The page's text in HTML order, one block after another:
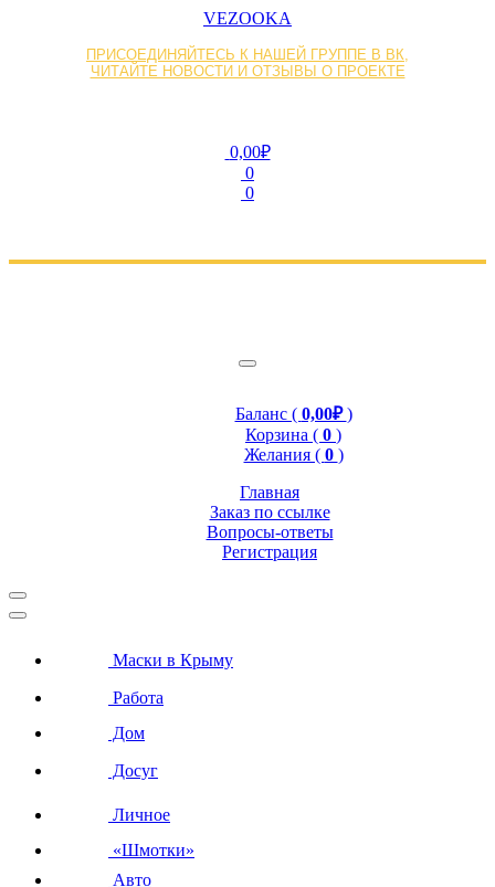
VEZOOKA
ПРИСОЕДИНЯЙТЕСЬ К НАШЕЙ ГРУППЕ В ВК,
ЧИТАЙТЕ НОВОСТИ И ОТЗЫВЫ О ПРОЕКТЕ
0,00₽
0
0
Баланс ( 0,00₽)
Корзина ( 0 )
Желания ( 0 )
Главная
Заказ по ссылке
Вопросы-ответы
Регистрация
Маски в Крыму
Работа
Дом
Досуг
Личное
«Шмотки»
Авто